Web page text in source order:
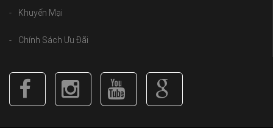
Khuyến Mại
Chính Sách Ưu Đãi